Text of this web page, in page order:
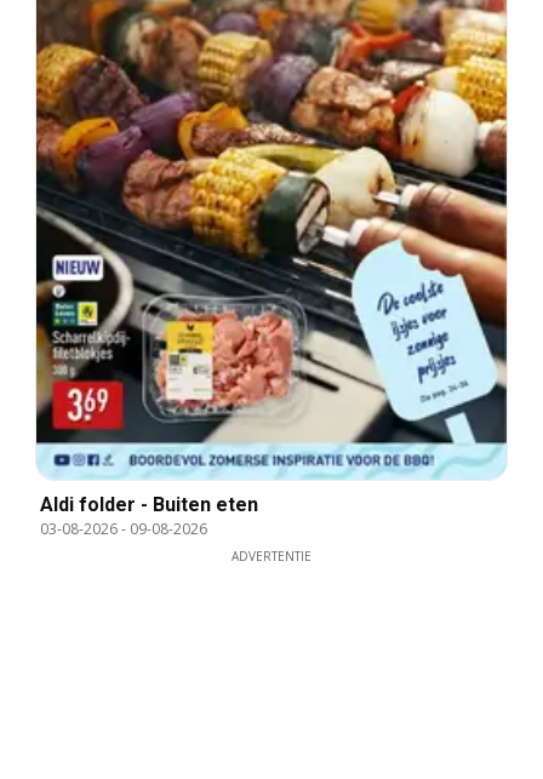
Aldi folder - Buiten eten
03-08-2026- 09-08-2026
ADVERTENTIE